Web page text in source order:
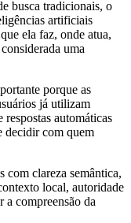
busca tradicionais, o
artificiais
ela faz, onde atua,
uma
porque as
já utilizam
respostas automáticas
decidir com quem
com clareza semântica,
local, autoridade
a compreensão da